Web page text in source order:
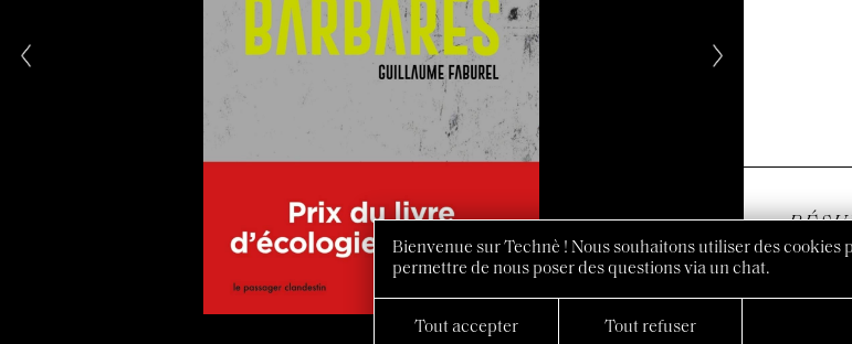
La
en
Bienvenue sur Technè ! Nous souhaitons utiliser des cookies
permettre de nous poser des questions via un chat.
Tout accepter Tout refuser